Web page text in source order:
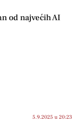
od najvećih AI
5.9.2025 u 20:23